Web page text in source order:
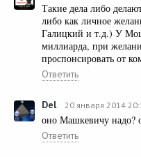
Такие дела либо
либо как личное
Галицкий и т.д.) У
миллиарда, при
проспонсировать от
Ответить
Del 20 января 2014
оно Машкевичу надо?
Ответить